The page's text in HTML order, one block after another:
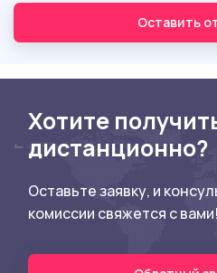
Оставить
Хотите
дистанционно?
Оставьте заявку, и
комиссии свяжется с вами!